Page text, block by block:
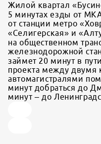
Жилой квартал
5 минутах езды от
от станции метро
«Селигерская» и
на общественном
железнодорожной
займет 20 минут в
проекта между
автомагистралями
минут добраться до
минут – до